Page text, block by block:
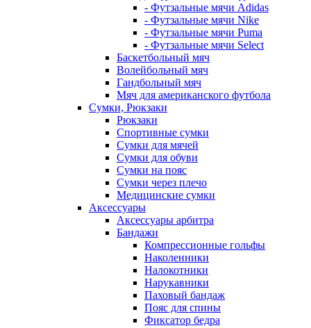
- Футзальные мячи Adidas
- Футзальные мячи Nike
- Футзальные мячи Puma
- Футзальные мячи Select
Баскетбольный мяч
Волейбольный мяч
Гандбольный мяч
Мяч для американского футбола
Сумки, Рюкзаки
Рюкзаки
Спортивные сумки
Сумки для мячей
Сумки для обуви
Сумки на пояс
Сумки через плечо
Медицинские сумки
Аксессуары
Аксессуары арбитра
Бандажи
Компрессионные гольфы
Наколенники
Налокотники
Нарукавники
Паховый бандаж
Пояс для спины
Фиксатор бедра